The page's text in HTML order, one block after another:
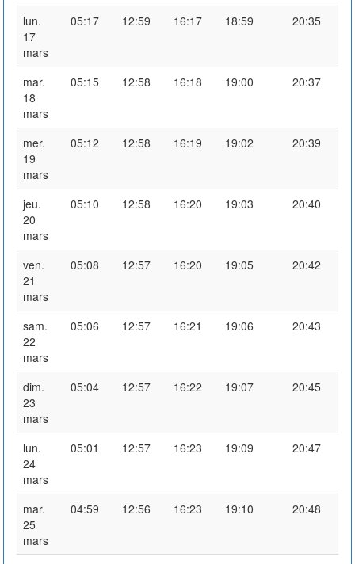
lun.
17
mars
05:17 12:59 16:17 18:59 20:35
mar.
18
mars
05:15 12:58 16:18 19:00 20:37
mer.
19
mars
05:12 12:58 16:19 19:02 20:39
jeu.
20
mars
05:10 12:58 16:20 19:03 20:40
ven.
21
mars
05:08 12:57 16:20 19:05 20:42
sam.
22
mars
05:06 12:57 16:21 19:06 20:43
dim.
23
mars
05:04 12:57 16:22 19:07 20:45
lun.
24
mars
05:01 12:57 16:23 19:09 20:47
mar.
25
mars
04:59 12:56 16:23 19:10 20:48